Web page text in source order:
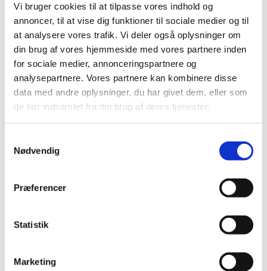
Vi bruger cookies til at tilpasse vores indhold og
annoncer, til at vise dig funktioner til sociale medier og til
at analysere vores trafik. Vi deler også oplysninger om
din brug af vores hjemmeside med vores partnere inden
for sociale medier, annonceringspartnere og
analysepartnere. Vores partnere kan kombinere disse
data med andre oplysninger, du har givet dem, eller som
de har indsamlet fra din brug af deres tjenester.
Nødvendig
Præferencer
Statistik
Marketing
Du vil måske også kunne
lide...